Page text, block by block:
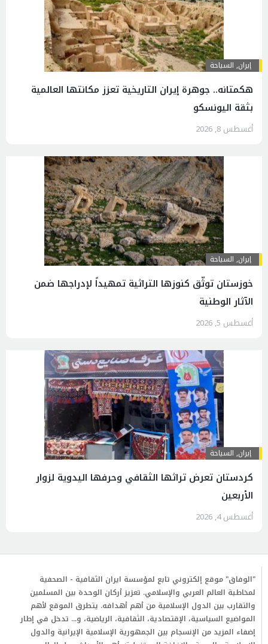
إيران, السياحة
هكمتانه.. جوهرة إيران التاريخية تعزز مكانتها العالمية
بثقة اليونسكو
أغسطس 8, 2026
إيران, السياحة
خوزستان توثّق كنوزها التراثية تمهيداً لإدراجها ضمن
الآثار الوطنية
أغسطس 5, 2026
إيران, السياحة
كردستان تعرض تراثها الثقافي وحرفها اليدوية لزوار
الأربعين
أغسطس 4, 2026
"الوفاق" موقع إلكتروني تابع لمؤسسة ايران الثقافية - الصحفية
لمخاطبة العالم العربي والإسلامي. تعزيز أركان الوحدة بين المسلمين
والتقارب بين الدول الإسلامية من أهم أهدافه. يتطرق الموقع لأهم
المواضيع السياسية، الإقتصادية، الثقافية، الرياضية، و... تدخل في إطار
إضفاء المزيد من الإنسجام بين الجمهورية الإسلامية الإيرانية والدول